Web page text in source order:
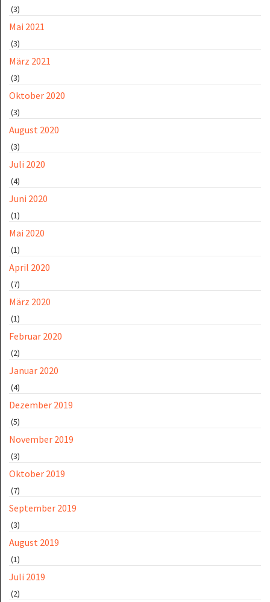
(3)
Mai 2021
(3)
März 2021
(3)
Oktober 2020
(3)
August 2020
(3)
Juli 2020
(4)
Juni 2020
(1)
Mai 2020
(1)
April 2020
(7)
März 2020
(1)
Februar 2020
(2)
Januar 2020
(4)
Dezember 2019
(5)
November 2019
(3)
Oktober 2019
(7)
September 2019
(3)
August 2019
(1)
Juli 2019
(2)